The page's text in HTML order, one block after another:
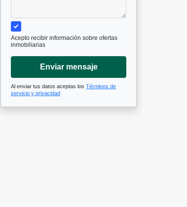
Acepto recibir información sobre ofertas
inmobiliarias
Enviar mensaje
Al enviar tus datos aceptas los Términos de
servicio y privacidad